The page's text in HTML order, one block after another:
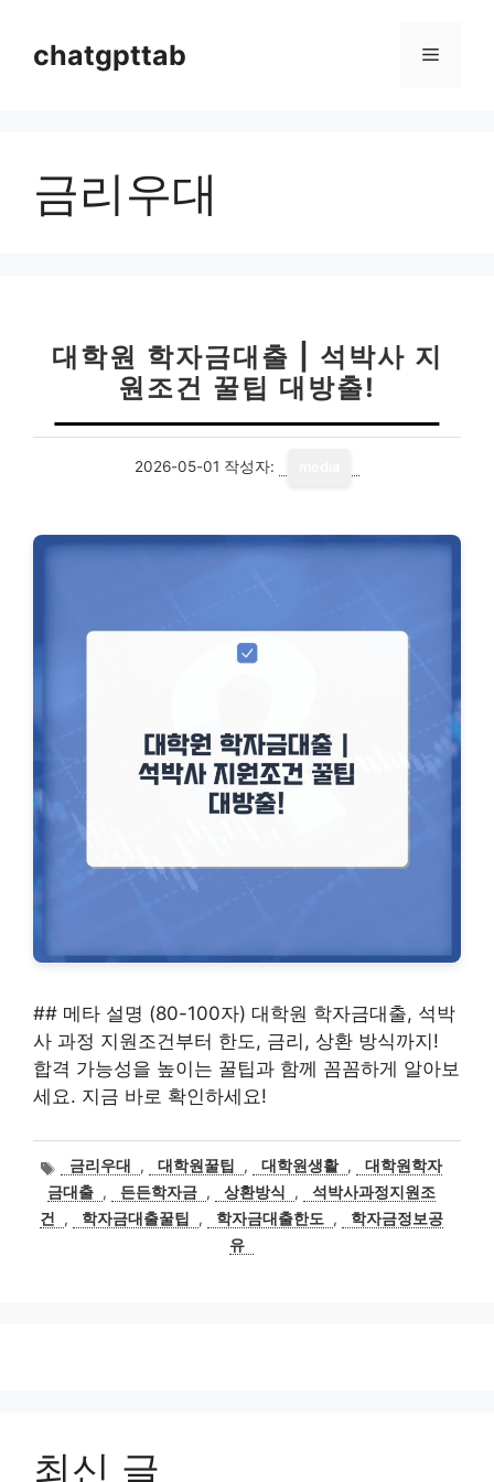
chatgpttab 메
금리우대
대학원 학자금대출 | 석박사 지
원조건 꿀팁 대방출!
2026-05-01 작성자:
## 메타 설명 (80-100자) 대학원 학자금대출, 석박
사 과정 지원조건부터 한도, 금리, 상환 방식까지!
합격 가능성을 높이는 꿀팁과 함께 꼼꼼하게 알아보
세요. 지금 바로 확인하세요!
태
그
금리우대 , 대학원꿀팁 , 대학원생활 ,
대학원학자
금대출 , 든든학자금 , 상환방식 ,
석박사과정지원조
건
, 학자금대출꿀팁 , 학자금대출한도 ,
학자금정보공
유
최신 글